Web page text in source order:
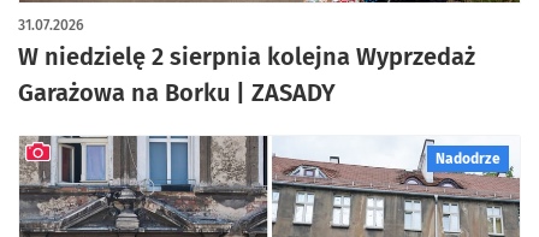
W niedzielę 2 sierpnia kolejna Wyprzedaż
Garażowa na Borku | ZASADY
31.07.2026
artykuł z galerią zdjęć
Nadodrze